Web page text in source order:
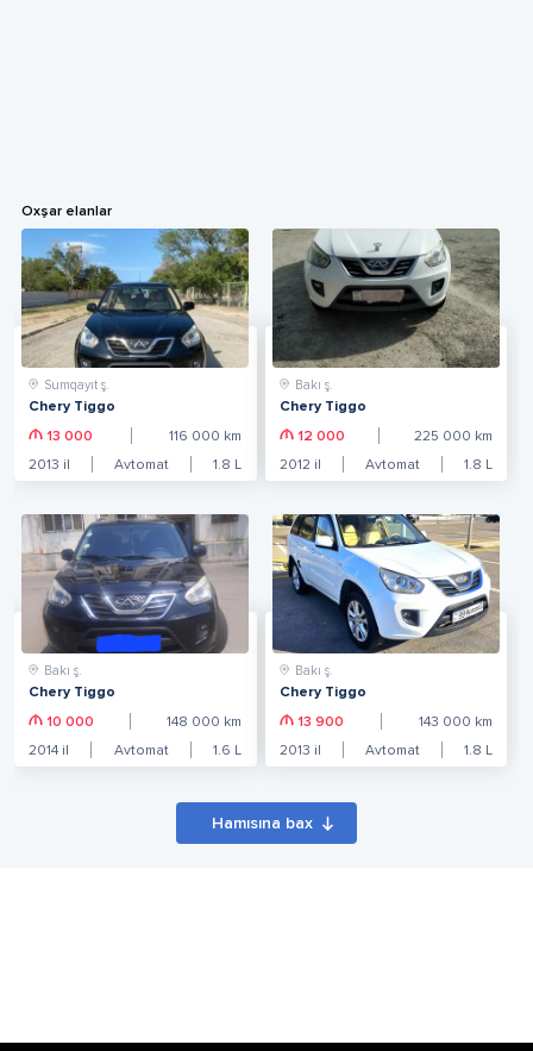
Oxşar elanlar
Sumqayıt ş.
Chery Tiggo
13 000 116 000 km
2013 il Avtomat 1.8 L
Bakı ş.
Chery Tiggo
12 000 225 000 km
2012 il Avtomat 1.8 L
Bakı ş.
Chery Tiggo
10 000 148 000 km
2014 il Avtomat 1.6 L
Bakı ş.
Chery Tiggo
13 900 143 000 km
2013 il Avtomat 1.8 L
Hamısına bax